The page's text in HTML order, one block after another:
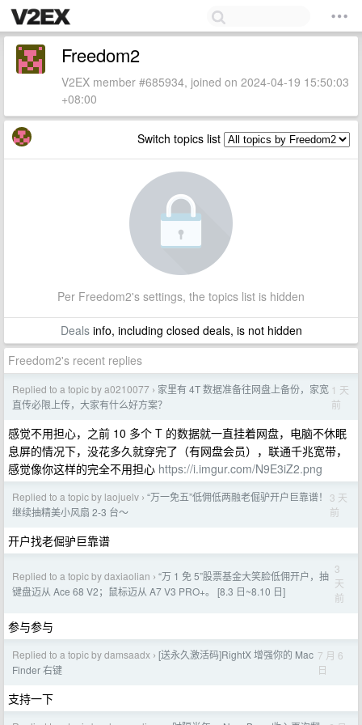
Freedom2
V2EX member #685934, joined on 2024-04-19 15:50:03
+08:00
Switch topics list
Per Freedom2's settings, the topics list is hidden
Dealsinfo, including closed deals, is not hidden
Freedom2's recent replies
Replied to a topic by a0210077 › 家里有 4T 数据准备往网盘上备份，家宽
直传必限上传，大家有什么好方案？
1 天
前
感觉不用担心，之前 10 多个 T 的数据就一直挂着网盘，电脑不休眠
息屏的情况下，没花多久就穿完了（有网盘会员），联通千兆宽带，
感觉像你这样的完全不用担心 https://i.imgur.com/N9E3iZ2.png
Replied to a topic by laojuelv › “万一免五”低佣低两融老倔驴开户巨靠谱！
继续抽精美小风扇 2-3 台～
3 天
前
开户找老倔驴巨靠谱
Replied to a topic by daxiaolian › “万 1 免 5”股票基金大笑脸低佣开户，抽
键盘迈从 Ace 68 V2；鼠标迈从 A7 V3 PRO+。 [8.3 日~8.10 日]
3
天
前
参与参与
Replied to a topic by damsaadx › [送永久激活码]RightX 增强你的 Mac
Finder 右键
7 月 6
日
支持一下